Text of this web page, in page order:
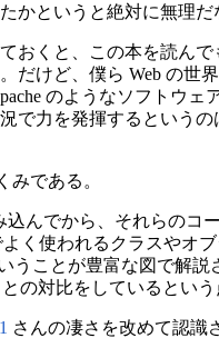
かというと絶対に無理
おくと、この本を読ん
だけど、僕ら Web の世
apache のようなソフトウ
で力を発揮するという
みである。
込んでから、それらの
く使われるクラスやオ
うことが豊富な図で解説
の対比をしているという
さんの凄さを改めて認識